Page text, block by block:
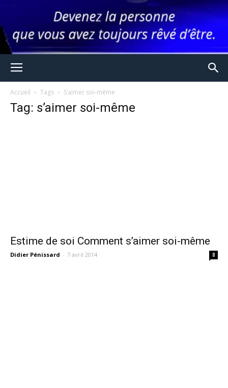
Accueil Tags S’aimer soi-même
Tag: s’aimer soi-même
Estime de soi Comment s’aimer soi-même
Didier Pénissard - 7 avril 2014 8